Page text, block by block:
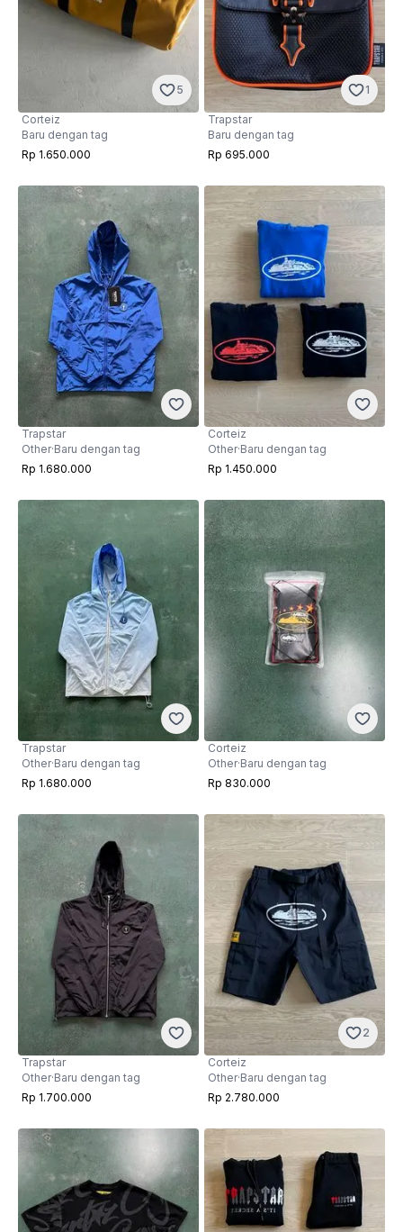
5
Corteiz
Baru dengan tag
Rp 1.650.000
1
Trapstar
Baru dengan tag
Rp 695.000
Trapstar
Other·Baru dengan tag
Rp 1.680.000
Corteiz
Other·Baru dengan tag
Rp 1.450.000
Trapstar
Other·Baru dengan tag
Rp 1.680.000
Corteiz
Other·Baru dengan tag
Rp 830.000
Trapstar
Other·Baru dengan tag
Rp 1.700.000
2
Corteiz
Other·Baru dengan tag
Rp 2.780.000